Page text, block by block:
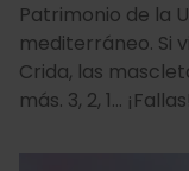
Patrimonio de la
mediterráneo. Si
Crida, las
más. 3, 2, 1…